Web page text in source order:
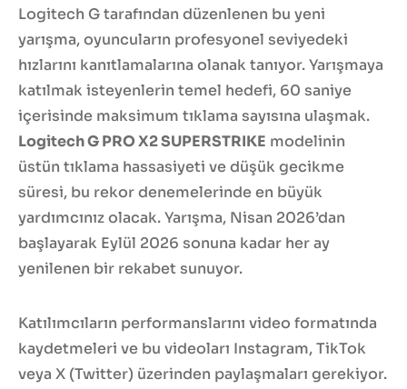
Logitech G tarafından düzenlenen bu yeni
yarışma, oyuncuların profesyonel seviyedeki
hızlarını kanıtlamalarına olanak tanıyor. Yarışmaya
katılmak isteyenlerin temel hedefi, 60 saniye
içerisinde maksimum tıklama sayısına ulaşmak.
Logitech G PRO X2 SUPERSTRIKE modelinin
üstün tıklama hassasiyeti ve düşük gecikme
süresi, bu rekor denemelerinde en büyük
yardımcınız olacak. Yarışma, Nisan 2026’dan
başlayarak Eylül 2026 sonuna kadar her ay
yenilenen bir rekabet sunuyor.
Katılımcıların performanslarını video formatında
kaydetmeleri ve bu videoları Instagram, TikTok
veya X (Twitter) üzerinden paylaşmaları gerekiyor.